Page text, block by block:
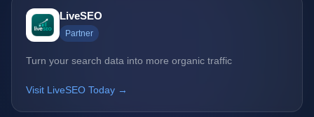
LiveSEO
Partner
Turn your search data into more organic traffic
Visit LiveSEO Today →